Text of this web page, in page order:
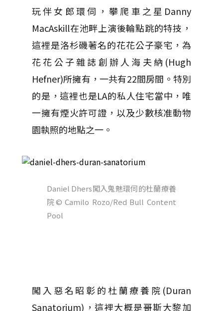
玩伴女郎環伺，攀爬車之星Danny
MacAskill在池畔上演後輪點跳的特技，
這裡是洛杉磯著名的花花公子豪宅，為
花花公子雜誌創辦人海夫納(Hugh
Hefner)所擁有，一共有22間房間。特別
的是，這裡也是LA的私人住宅當中，唯
一擁有煙火許可證，以及少數核准動物
園執照的地點之一。
Daniel Dhers闖入鬼魅環伺的杜蘭療養
院© Camilo Rozo/Red Bull Content
Pool
闖入惡名昭彰的杜蘭療養院(Duran
Sanatorium)，這裡大概是哥斯大黎加